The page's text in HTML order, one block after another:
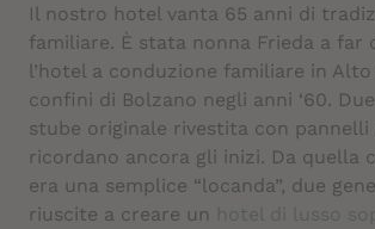
Il nostro hotel vanta 65 anni di
familiare. È stata nonna Frieda a far
l’hotel a conduzione familiare in
confini di Bolzano negli anni ‘60.
stube originale rivestita con pannelli
ricordano ancora gli inizi. Da quella
era una semplice “locanda”, due
riuscite a creare un hotel di lusso